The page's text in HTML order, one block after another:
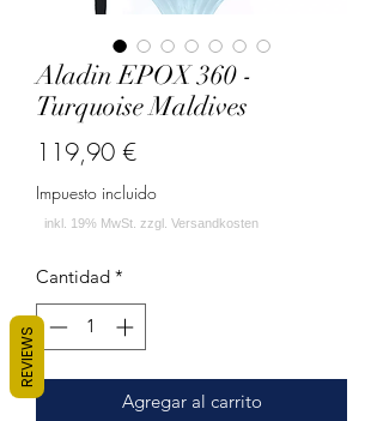
Aladin EPOX 360 -
Turquoise Maldives
119,90 €Precio
Impuesto incluido
Cantidad *
Agregar al carrito
REVIEWS